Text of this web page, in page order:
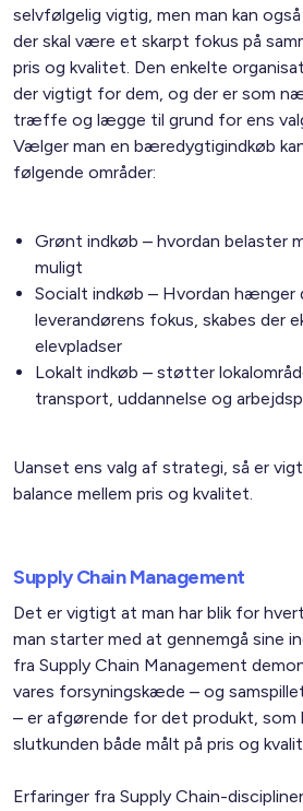
selvfølgelig vigtig, men man kan
der skal være et skarpt fokus på
pris og kvalitet. Den enkelte
der vigtigt for dem, og der er som
træffe og lægge til grund for ens
Vælger man en bæredygtigindkøb
følgende områder:
Grønt indkøb – hvordan belaster
muligt
Socialt indkøb – Hvordan hænger
leverandørens fokus, skabes der
elevpladser
Lokalt indkøb – støtter
transport, uddannelse og
Uanset ens valg af strategi, så er
balance mellem pris og kvalitet.
Supply Chain Management
Det er vigtigt at man har blik for
man starter med at gennemgå sine
fra Supply Chain Management
vares forsyningskæde – og
– er afgørende for det produkt, som
slutkunden både målt på pris og
Erfaringer fra Supply Chain-